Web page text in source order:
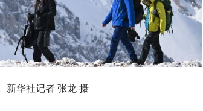
新华社记者 张龙 摄